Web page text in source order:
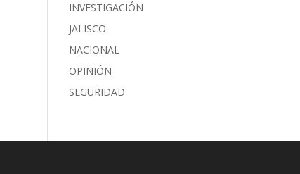
INVESTIGACIÓN
JALISCO
NACIONAL
OPINIÓN
SEGURIDAD